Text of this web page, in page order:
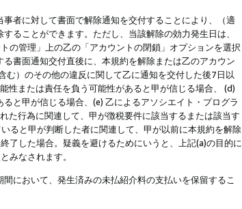
者に対して書面で解除通知を交付することにより、（適
ることができます。ただし、当該解除の効力発生日は、
の管理」上の乙の「アカウントの閉鎖」オプションを選択
書面通知交付直後に、本規約を解除または乙のアカウン
む）のその他の違反に関して乙に通知を交付した後7日以
性または責任を負う可能性があると甲が信じる場合、 (d)
と甲が信じる場合、(e) 乙によるアソシエイト・プログラ
た行為に関連して、甲が徴税要件に該当するまたは該当す
ると甲が判断した者に関連して、甲が以前に本規約を解除
了した場合。疑義を避けるためにいうと、上記(a)の目的に
みなされます。
において、発生済みの未払紹介料の支払いを保留するこ